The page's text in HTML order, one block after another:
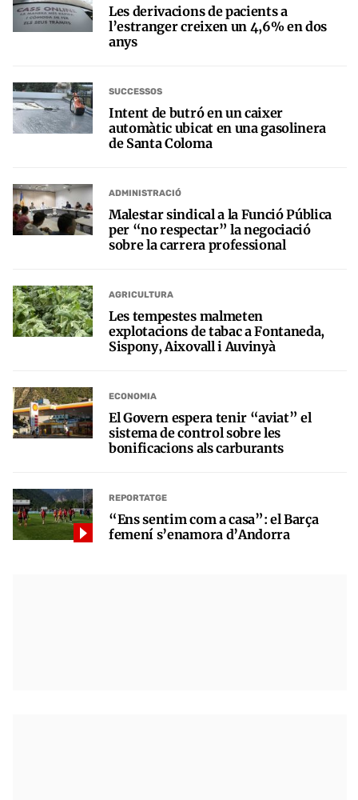
Les derivacions de pacients a
l’estranger creixen un 4,6% en dos
anys
SUCCESSOS
Intent de butró en un caixer
automàtic ubicat en una gasolinera
de Santa Coloma
ADMINISTRACIÓ
Malestar sindical a la Funció Pública
per “no respectar” la negociació
sobre la carrera professional
AGRICULTURA
Les tempestes malmeten
explotacions de tabac a Fontaneda,
Sispony, Aixovall i Auvinyà
ECONOMIA
El Govern espera tenir “aviat” el
sistema de control sobre les
bonificacions als carburants
REPORTATGE
“Ens sentim com a casa”: el Barça
femení s’enamora d’Andorra